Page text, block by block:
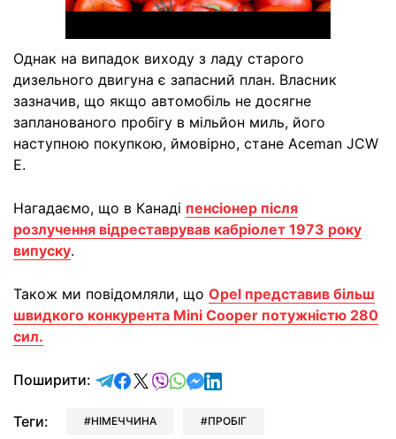
Однак на випадок виходу з ладу старого
дизельного двигуна є запасний план. Власник
зазначив, що якщо автомобіль не досягне
запланованого пробігу в мільйон миль, його
наступною покупкою, ймовірно, стане Aceman JCW
E.
Нагадаємо, що в Канаді пенсіонер після
розлучення відреставрував кабріолет 1973 року
випуску.
Також ми повідомляли, що Opel представив більш
швидкого конкурента Mini Cooper потужністю 280
сил.
Поширити: відправити у Telegram
поділитись у Facebook
поділитись у X
відправити у Viber
відправити у Whatsapp
відправити у Messenger
відправити у LinkedIn
Теги: НІМЕЧЧИНА ПРОБІГ